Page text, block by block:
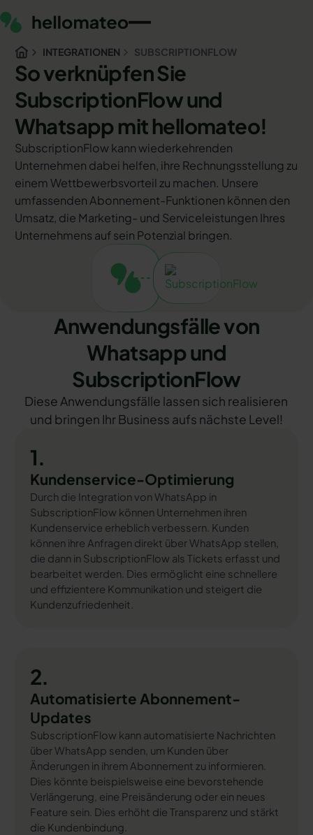
INTEGRATIONEN SUBSCRIPTIONFLOW
So verknüpfen Sie
SubscriptionFlow und
Whatsapp mit hellomateo!
SubscriptionFlow kann wiederkehrenden
Unternehmen dabei helfen, ihre Rechnungsstellung zu
einem Wettbewerbsvorteil zu machen. Unsere
umfassenden Abonnement-Funktionen können den
Umsatz, die Marketing- und Serviceleistungen Ihres
Unternehmens auf sein Potenzial bringen.
Anwendungsfälle von
Whatsapp und
SubscriptionFlow
Diese Anwendungsfälle lassen sich realisieren
und bringen Ihr Business aufs nächste Level!
1.
Kundenservice-Optimierung
Durch die Integration von WhatsApp in
SubscriptionFlow können Unternehmen ihren
Kundenservice erheblich verbessern. Kunden
können ihre Anfragen direkt über WhatsApp stellen,
die dann in SubscriptionFlow als Tickets erfasst und
bearbeitet werden. Dies ermöglicht eine schnellere
und effizientere Kommunikation und steigert die
Kundenzufriedenheit.
2.
Automatisierte Abonnement-
Updates
SubscriptionFlow kann automatisierte Nachrichten
über WhatsApp senden, um Kunden über
Änderungen in ihrem Abonnement zu informieren.
Dies könnte beispielsweise eine bevorstehende
Verlängerung, eine Preisänderung oder ein neues
Feature sein. Dies erhöht die Transparenz und stärkt
die Kundenbindung.